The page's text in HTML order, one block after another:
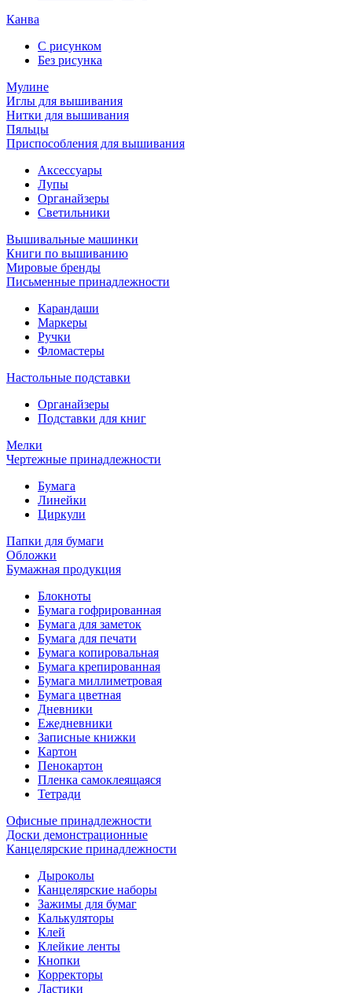
Канва
С рисунком
Без рисунка
Мулине
Иглы для вышивания
Нитки для вышивания
Пяльцы
Приспособления для вышивания
Аксессуары
Лупы
Органайзеры
Светильники
Вышивальные машинки
Книги по вышиванию
Мировые бренды
Письменные принадлежности
Карандаши
Маркеры
Ручки
Фломастеры
Настольные подставки
Органайзеры
Подставки для книг
Мелки
Чертежные принадлежности
Бумага
Линейки
Циркули
Папки для бумаги
Обложки
Бумажная продукция
Блокноты
Бумага гофрированная
Бумага для заметок
Бумага для печати
Бумага копировальная
Бумага крепированная
Бумага миллиметровая
Бумага цветная
Дневники
Ежедневники
Записные книжки
Картон
Пенокартон
Пленка самоклеящаяся
Тетради
Офисные принадлежности
Доски демонстрационные
Канцелярские принадлежности
Дыроколы
Канцелярские наборы
Зажимы для бумаг
Калькуляторы
Клей
Клейкие ленты
Кнопки
Корректоры
Ластики